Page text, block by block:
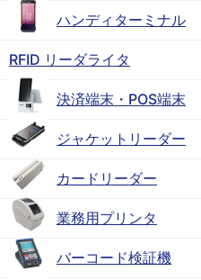
ハンディターミナル
RFID リーダライタ
決済端末・POS端末
ジャケットリーダー
カードリーダー
業務用プリンタ
バーコード検証機